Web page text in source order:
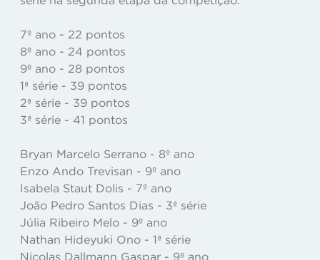
7º ano - 22 pontos
8º ano - 24 pontos
9º ano - 28 pontos
1ª série - 39 pontos
2ª série - 39 pontos
3ª série - 41 pontos
Bryan Marcelo Serrano - 8º ano
Enzo Ando Trevisan - 9º ano
Isabela Staut Dolis - 7º ano
João Pedro Santos Dias - 3ª série
Júlia Ribeiro Melo - 9º ano
Nathan Hideyuki Ono - 1ª série
Nicolas Dallmann Gaspar - 9º ano